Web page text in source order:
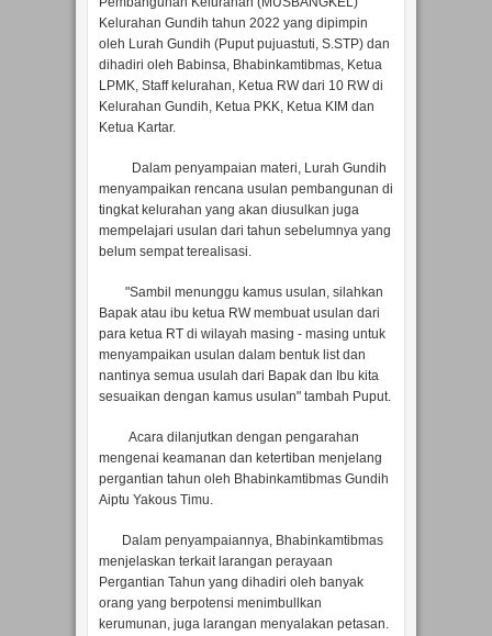
Kelurahan Gundih tahun 2022 yang dipimpin
oleh Lurah Gundih (Puput pujuastuti, S.STP) dan
dihadiri oleh Babinsa, Bhabinkamtibmas, Ketua
LPMK, Staff kelurahan, Ketua RW dari 10 RW di
Kelurahan Gundih, Ketua PKK, Ketua KIM dan
Ketua Kartar.
Dalam penyampaian materi, Lurah Gundih
menyampaikan rencana usulan pembangunan di
tingkat kelurahan yang akan diusulkan juga
mempelajari usulan dari tahun sebelumnya yang
belum sempat terealisasi.
"Sambil menunggu kamus usulan, silahkan
Bapak atau ibu ketua RW membuat usulan dari
para ketua RT di wilayah masing - masing untuk
menyampaikan usulan dalam bentuk list dan
nantinya semua usulah dari Bapak dan Ibu kita
sesuaikan dengan kamus usulan" tambah Puput.
Acara dilanjutkan dengan pengarahan
mengenai keamanan dan ketertiban menjelang
pergantian tahun oleh Bhabinkamtibmas Gundih
Aiptu Yakous Timu.
Dalam penyampaiannya, Bhabinkamtibmas
menjelaskan terkait larangan perayaan
Pergantian Tahun yang dihadiri oleh banyak
orang yang berpotensi menimbullkan
kerumunan, juga larangan menyalakan petasan.